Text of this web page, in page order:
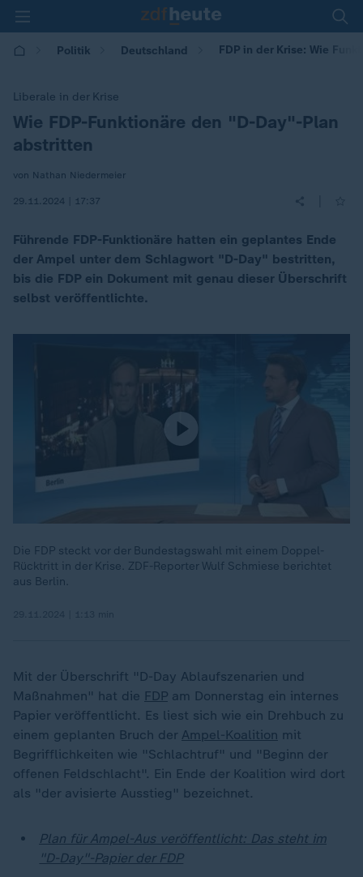
Politik Deutschland FDP in der Krise: Wie
Liberale in der Krise
:
Wie FDP-Funktionäre den "D-Day"-Plan
abstritten
von Nathan Niedermeier
29.11.2024 | 17:37
Führende FDP-Funktionäre hatten ein geplantes Ende
der Ampel unter dem Schlagwort "D-Day" bestritten,
bis die FDP ein Dokument mit genau dieser Überschrift
selbst veröffentlichte.
Die FDP steckt vor der Bundestagswahl mit einem Doppel-
Rücktritt in der Krise. ZDF-Reporter Wulf Schmiese berichtet
aus Berlin.
Mit der Überschrift "D-Day Ablaufszenarien und
Maßnahmen" hat die FDP am Donnerstag ein internes
Papier veröffentlicht. Es liest sich wie ein Drehbuch zu
einem geplanten Bruch der Ampel-Koalition mit
Begrifflichkeiten wie "Schlachtruf" und "Beginn der
offenen Feldschlacht". Ein Ende der Koalition wird dort
als "der avisierte Ausstieg" bezeichnet.
Plan für Ampel-Aus veröffentlicht: Das steht im
"D-Day"-Papier der FDP